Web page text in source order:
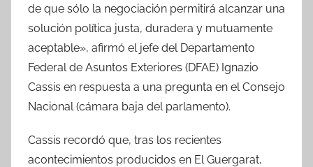
de que sólo la negociación permitirá alcanzar una
solución política justa, duradera y mutuamente
aceptable», afirmó el jefe del Departamento
Federal de Asuntos Exteriores (DFAE) Ignazio
Cassis en respuesta a una pregunta en el Consejo
Nacional (cámara baja del parlamento).
Cassis recordó que, tras los recientes
acontecimientos producidos en El Guergarat,